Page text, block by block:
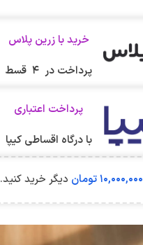
خرید با زرین پلاس
پرداخت در ۴ قسط
پرداخت اعتباری
با درگاه اقساطی کیپا
۱۰,۰۰۰,۰۰۰تومان دیگر خرید کنید.